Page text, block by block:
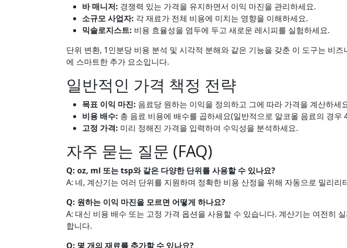
바 매니저: 경쟁력 있는 가격을 유지하면서 이익 마진을 관리하세요.
소규모 사업자: 각 재료가 전체 비용에 미치는 영향을 이해하세요.
믹솔로지스트: 비용 효율성을 염두에 두고 새로운 레시피를 실험하세요.
단위 변환, 1인분당 비용 분석 및 시각적 분해와 같은 기능을 갖춘 이 도구는 비즈
에 스마트한 추가 요소입니다.
일반적인 가격 책정 전략
목표 이익 마진: 음료당 원하는 이익을 정의하고 그에 따라 가격을 계산하세
비용 배수: 총 음료 비용에 배수를 곱하세요(일반적으로 알코올 음료의 경우
고정 가격: 미리 정해진 가격을 입력하여 수익성을 분석하세요.
자주 묻는 질문 (FAQ)
Q: oz, ml 또는 tsp와 같은 다양한 단위를 사용할 수 있나요?
A: 네, 계산기는 여러 단위를 지원하며 정확한 비용 산정을 위해 자동으로 밀리리
Q: 원하는 이익 마진을 모르면 어떻게 하나요?
A: 대신 비용 배수 또는 고정 가격 옵션을 사용할 수 있습니다. 계산기는 여전히
합니다.
Q: 몇 개의 재료를 추가할 수 있나요?